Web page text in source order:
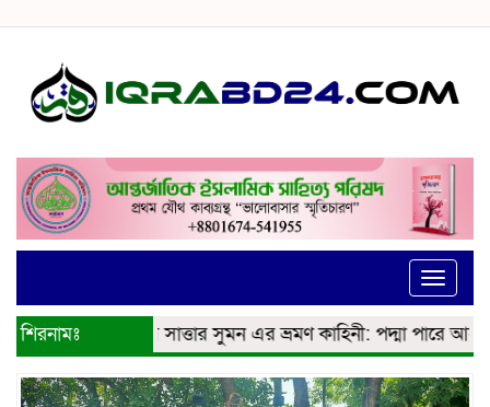
Toggle
শিরনামঃ
কবি আব্দুস সাত্তার সুমন এর ভ্রমণ কাহিনী: পদ্মা পারে আনন্দ ভ্রমন